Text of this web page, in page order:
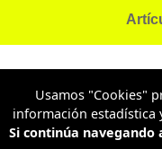
ECONOMÍA
Bogotá
Usamos "Cookies"
información estadística
Si continúa navegando